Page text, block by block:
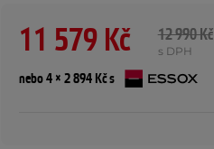
11 579 Kč 12 990 Kč
s DPH
nebo 4 × 2 894 Kč s